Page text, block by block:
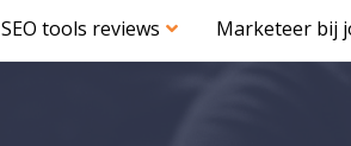
SEO tools reviews Marketeer bij